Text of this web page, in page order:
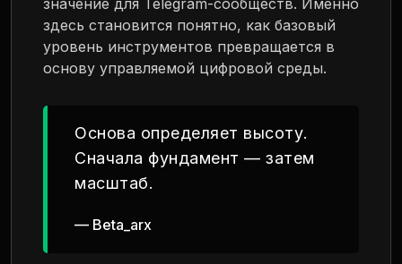
значение для Telegram-сообществ. Именно
здесь становится понятно, как базовый
уровень инструментов превращается в
основу управляемой цифровой среды.
Основа определяет высоту.
Сначала фундамент — затем
масштаб.
— Βeta_arx